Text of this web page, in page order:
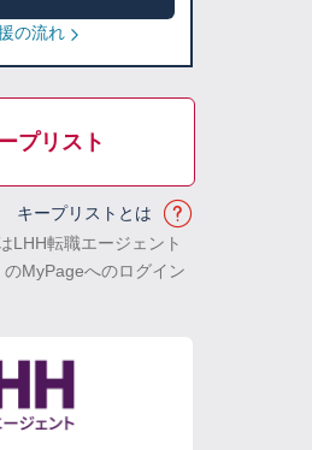
の流れ
プリスト
キープリストとは
LHH転職エージェント
のMyPageへのログイン